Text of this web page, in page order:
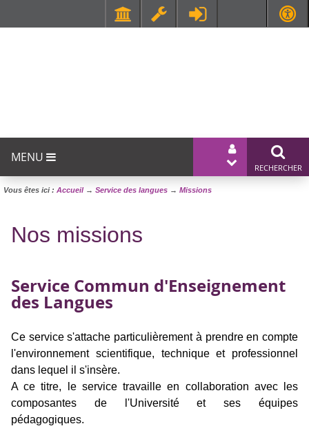
MENU
Vous êtes ici : Accueil→ Service des langues → Missions
Nos missions
Service Commun d'Enseignement
des Langues
Ce service s'attache particulièrement à prendre en compte
l'environnement scientifique, technique et professionnel
dans lequel il s'insère.
A ce titre, le service travaille en collaboration avec les
composantes de l'Université et ses équipes
pédagogiques.